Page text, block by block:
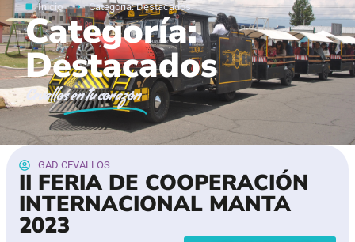
Inicio Categoría: Destacados
Categoría:
Destacados
Cevallosen tu corazón
GAD CEVALLOS
II FERIA DE COOPERACIÓN
INTERNACIONAL MANTA
2023